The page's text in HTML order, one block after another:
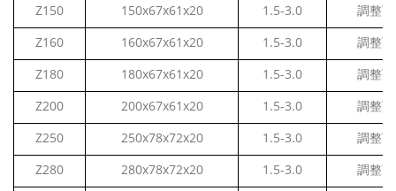
Z150
150x67x61x20 1.5-3.0
調整
Z160
160x67x61x20 1.5-3.0
調整
Z180
180x67x61x20 1.5-3.0
調整
Z200
200x67x61x20 1.5-3.0
調整
Z250
250x78x72x20 1.5-3.0
調整
Z280
280x78x72x20 1.5-3.0
調整